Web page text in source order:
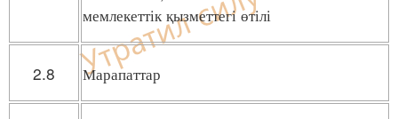
мемлекеттік қызметтегі өтілі
2.8 Марапаттар